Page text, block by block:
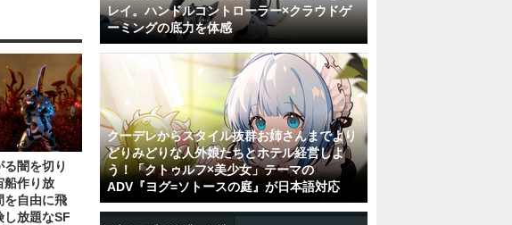
闇を切り
船作り放
を自由に飛
し放題なSF
レイ。ハンドルコントローラー×クラウドゲ
ーミングの底力を体感
クーデレからスタイル抜群お姉さんまでより
どりみどりな人外娘たちとホテル経営しよ
う！「クトゥルフ×美少女」テーマの
ADV『ヨグ=ソトースの庭』が日本語対応